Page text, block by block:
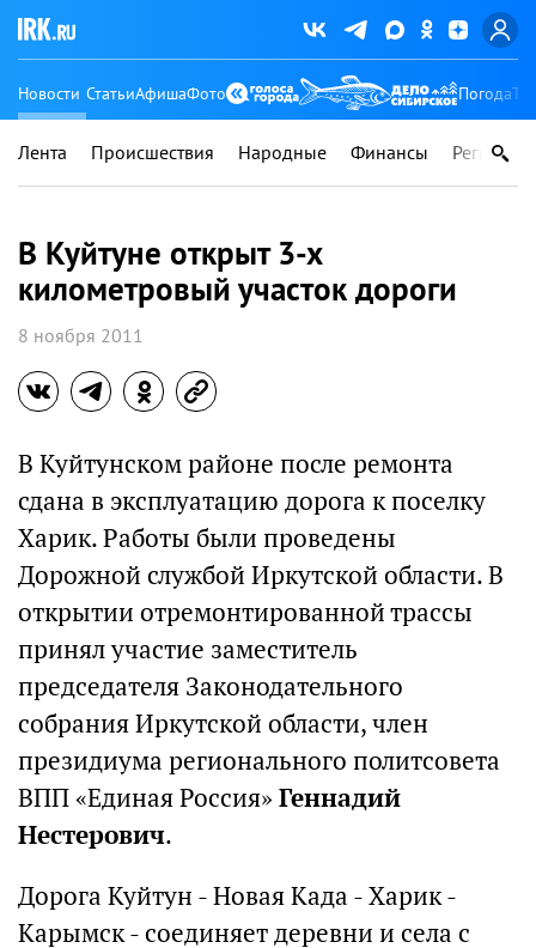
Новости СтатьиАфишаФото Погода
Лента Происшествия Народные Финансы Регионы
В Куйтуне открыт 3-х
километровый участок дороги
8 ноября 2011
В Куйтунском районе после ремонта
сдана в эксплуатацию дорога к поселку
Харик. Работы были проведены
Дорожной службой Иркутской области. В
открытии отремонтированной трассы
принял участие заместитель
председателя Законодательного
собрания Иркутской области, член
президиума регионального политсовета
ВПП «Единая Россия»Геннадий
Нестерович.
Дорога Куйтун - Новая Када - Харик -
Карымск - соединяет деревни и села с